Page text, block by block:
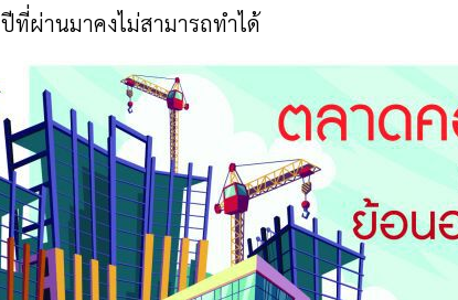
ปีที่ผ่านมาคงไม่สามารถทำได้